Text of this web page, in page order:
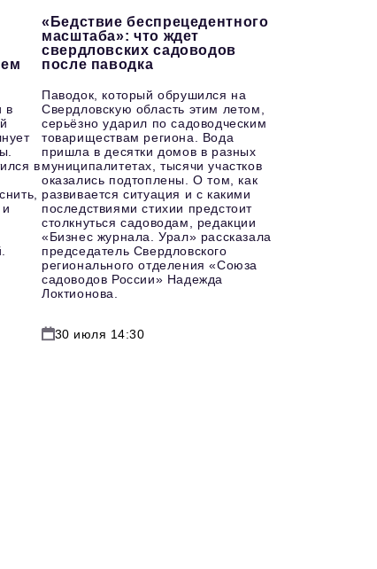
в
в
«Бедствие беспрецедентного
масштаба»: что ждет
свердловских садоводов
после паводка
Паводок, который обрушился на
Свердловскую область этим летом,
серьёзно ударил по садоводческим
товариществам региона. Вода
пришла в десятки домов в разных
муниципалитетах, тысячи участков
оказались подтоплены. О том, как
развивается ситуация и с какими
последствиями стихии предстоит
столкнуться садоводам, редакции
«Бизнес журнала. Урал» рассказала
председатель Свердловского
регионального отделения «Союза
садоводов России» Надежда
Локтионова.
30 июля 14:30